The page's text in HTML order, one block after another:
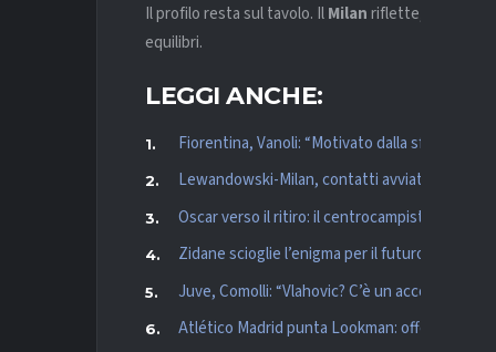
Il profilo resta sul tavolo. IlMilanriflette,
equilibri.
LEGGI ANCHE:
Fiorentina, Vanoli: “Motivato dalla sfida, sono
Lewandowski-Milan, contatti avviati:
Oscar verso il ritiro: il centrocampista del São
Zidane scioglie l’enigma per il futuro:
Juve, Comolli: “Vlahovic? C’è un accordo, ne
Atlético Madrid punta Lookman: offerta da 60